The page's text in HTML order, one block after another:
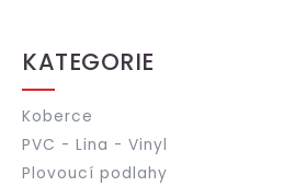
KATEGORIE
Koberce
PVC - Lina - Vinyl
Plovoucí podlahy